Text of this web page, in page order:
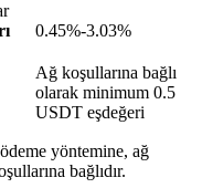
0.45%-3.03%
Ağ koşullarına bağlı
olarak minimum 0.5
USDT eşdeğeri
yöntemine, ağ
bağlıdır.